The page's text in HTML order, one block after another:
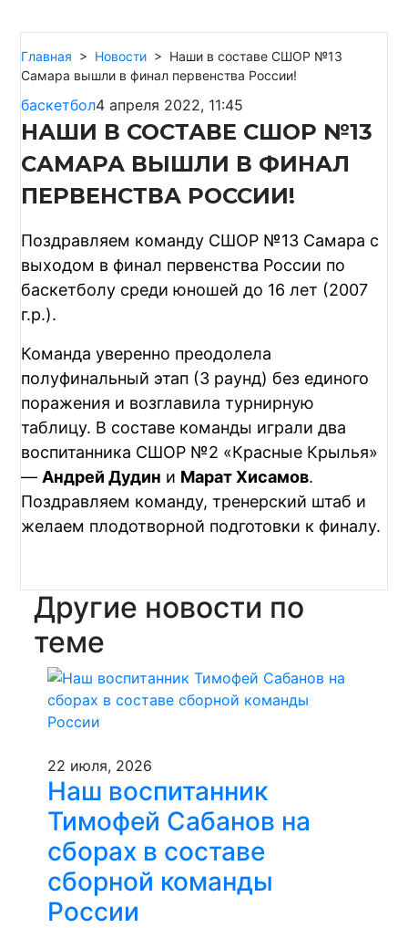
Главная > Новости > Наши в составе СШОР №13
Самара вышли в финал первенства России!
баскетбол4 апреля 2022, 11:45
НАШИ В СОСТАВЕ СШОР №13
САМАРА ВЫШЛИ В ФИНАЛ
ПЕРВЕНСТВА РОССИИ!
Поздравляем команду СШОР №13 Самара с
выходом в финал первенства России по
баскетболу среди юношей до 16 лет (2007
г.р.).
Команда уверенно преодолела
полуфинальный этап (3 раунд) без единого
поражения и возглавила турнирную
таблицу. В составе команды играли два
воспитанника СШОР №2 «Красные Крылья»
— Андрей Дудин и Марат Хисамов.
Поздравляем команду, тренерский штаб и
желаем плодотворной подготовки к финалу.
Другие новости по
теме
22 июля, 2026
Наш воспитанник
Тимофей Сабанов на
сборах в составе
сборной команды
России